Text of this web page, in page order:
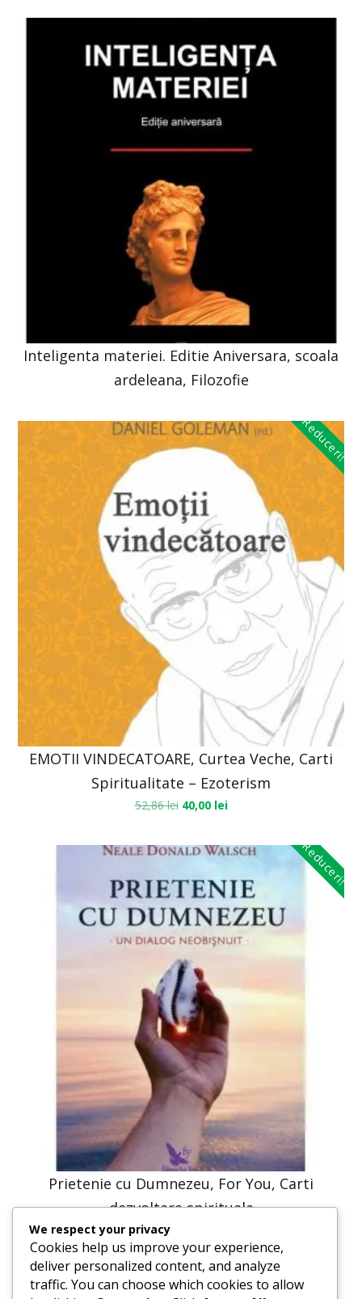
Inteligenta materiei. Editie Aniversara, scoala
ardeleana, Filozofie
Reduceri!
EMOTII VINDECATOARE, Curtea Veche, Carti
Spiritualitate – Ezoterism
52,86lei 40,00 lei
Reduceri!
Prietenie cu Dumnezeu, For You, Carti
dezvoltare spirituala
41,23lei
We respect your privacy
Cookies help us improve your experience,
deliver personalized content, and analyze
traffic. You can choose which cookies to allow